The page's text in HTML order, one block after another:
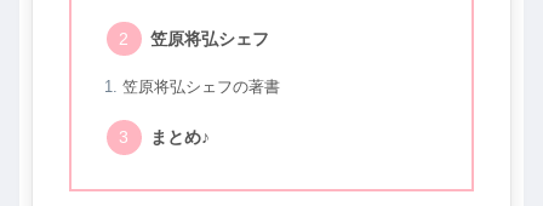
笠原将弘シェフ
笠原将弘シェフの著書
まとめ♪